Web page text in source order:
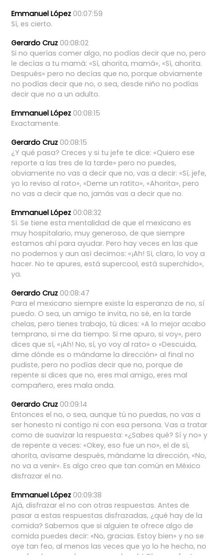
Emmanuel López 00:07:59
Sí, es cierto.
Gerardo Cruz 00:08:02
Si no querías comer algo, no podías decir que no, pero
le decías a tu mamá: «Sí, ahorita, mamá», «Sí, ahorita.
Después» pero no decías que no, porque obviamente
no podías decir que no, o sea, desde niño no podías
decir que no a un adulto.
Emmanuel López 00:08:15
Exactamente.
Gerardo Cruz 00:08:15
¿Y qué pasa? Creces y si tu jefe te dice: «Quiero ese
reporte a las tres de la tarde» pero no puedes,
obviamente no vas a decir que no, vas a decir: «Sí, jefe,
yo lo reviso al rato», «Deme un ratito», «Ahorita», pero
no vas a decir que no, jamás vas a decir que no.
Emmanuel López 00:08:32
Sí. Se tiene esta mentalidad de que el mexicano es
muy hospitalario, muy generoso, de que siempre
estamos ahí para ayudar. Pero hay veces en las que
no podemos y aun así decimos: «¡Ah! Sí, claro, lo voy a
hacer. No te apures, está supercool, está superchido»,
ya.
Gerardo Cruz 00:08:47
Para el mexicano siempre existe la esperanza de no, sí
puedo. O sea, un amigo te invita, no sé, en la tarde
chelas, pero tienes trabajo, tú dices: «A lo mejor acabo
temprano, si me da tiempo. Si me apuro, si voy», pero
dices que sí, «¡Ah! No, sí, yo voy al rato» o «Descuida,
dime dónde es o mándame la dirección» al final no
pudiste, pero no podías decir que no, porque de
repente si dices que no, eres mal amigo, eres mal
compañero, eres mala onda.
Gerardo Cruz 00:09:14
Entonces el no, o sea, aunque tú no puedas, no vas a
ser honesto ni contigo ni con esa persona. Vas a tratar
como de suavizar la respuesta: «¿Sabes qué? Sí y no» y
de repente a veces: «Okey, eso fue un no», el de sí,
ahorita, avísame después, mándame la dirección, «No,
no va a venir». Es algo creo que tan común en México
disfrazar el no.
Emmanuel López 00:09:38
Ajá, disfrazar el no con otras respuestas. Antes de
pasar a estas respuestas disfrazadas, ¿qué hay de la
comida? Sabemos que si alguien te ofrece algo de
comida puedes decir: «No, gracias. Estoy bien» y no se
oye tan feo, al menos las veces que yo lo he hecho, no